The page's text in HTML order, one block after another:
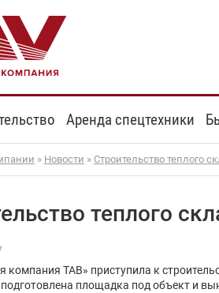
Аренда спецтехники
» Новости » Строительство теплого
теплого
компания ТАВ» приступила к
площадка под объект и